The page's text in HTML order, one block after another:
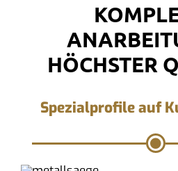
HÖCHSTER
Spezialprofile auf